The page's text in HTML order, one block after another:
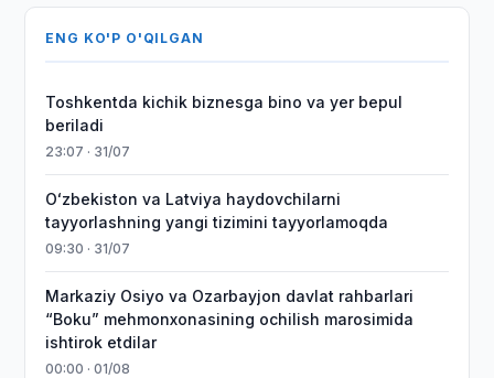
ENG KO'P O'QILGAN
Toshkentda kichik biznesga bino va yer bepul
beriladi
23:07 · 31/07
Oʻzbekiston va Latviya haydovchilarni
tayyorlashning yangi tizimini tayyorlamoqda
09:30 · 31/07
Markaziy Osiyo va Ozarbayjon davlat rahbarlari
“Boku” mehmonxonasining ochilish marosimida
ishtirok etdilar
00:00 · 01/08